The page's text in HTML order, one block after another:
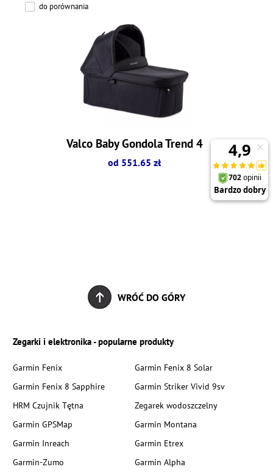
do porównania
Valco Baby Gondola Trend 4
od 551.65 zł
WRÓĆ DO GÓRY
Zegarki i elektronika - popularne produkty
Garmin Fenix
Garmin Fenix 8 Solar
Garmin Fenix 8 Sapphire
Garmin Striker Vivid 9sv
HRM Czujnik Tętna
Zegarek wodoszczelny
Garmin GPSMap
Garmin Montana
Garmin Inreach
Garmin Etrex
Garmin-Zumo
Garmin Alpha